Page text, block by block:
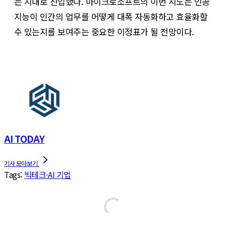
지능이 인간의 업무를 어떻게 대폭 자동화하고 효율화할
수 있는지를 보여주는 중요한 이정표가 될 전망이다.
AI TODAY
Tags: 빅테크·AI 기업